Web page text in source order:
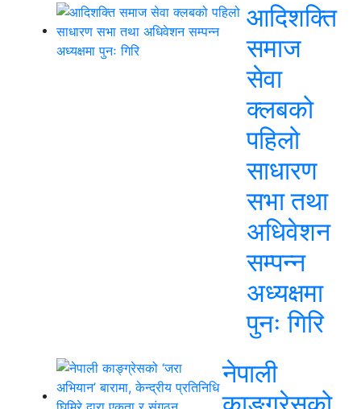
आदिशक्ति
समाज
सेवा
क्लबको
पहिलो
साधारण
सभा तथा
अधिवेशन
सम्पन्न
अध्यक्षमा
पुनः गिरि
नेपाली